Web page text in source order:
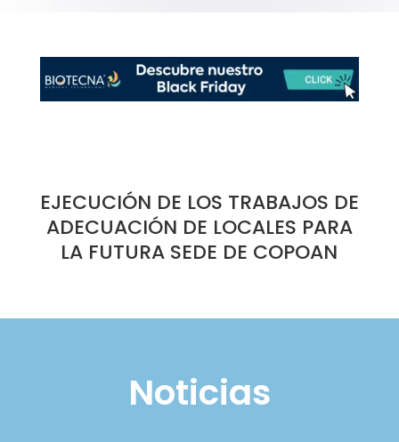
EJECUCIÓN DE LOS TRABAJOS DE
ADECUACIÓN DE LOCALES PARA
LA FUTURA SEDE DE COPOAN
Noticias